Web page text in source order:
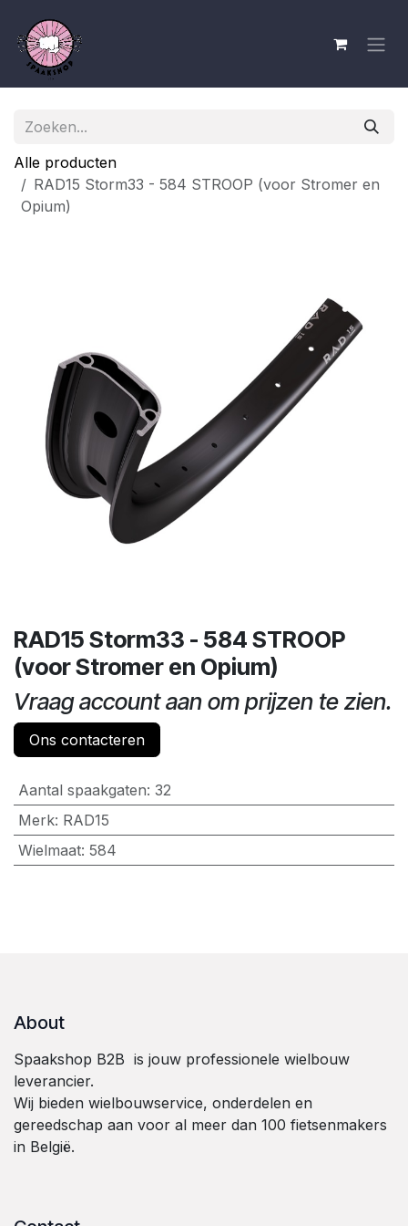
Alle producten
RAD15 Storm33 - 584 STROOP (voor Stromer en
Opium)
RAD15 Storm33 - 584 STROOP
(voor Stromer en Opium)
Vraag account aan om prijzen te zien.
Ons contacteren
Aantal spaakgaten: 32
Merk: RAD15
Wielmaat: 584
About
Spaakshop B2B is jouw professionele wielbouw
leverancier.
Wij bieden wielbouwservice, onderdelen en
gereedschap aan voor al meer dan 100 fietsenmakers
in België.